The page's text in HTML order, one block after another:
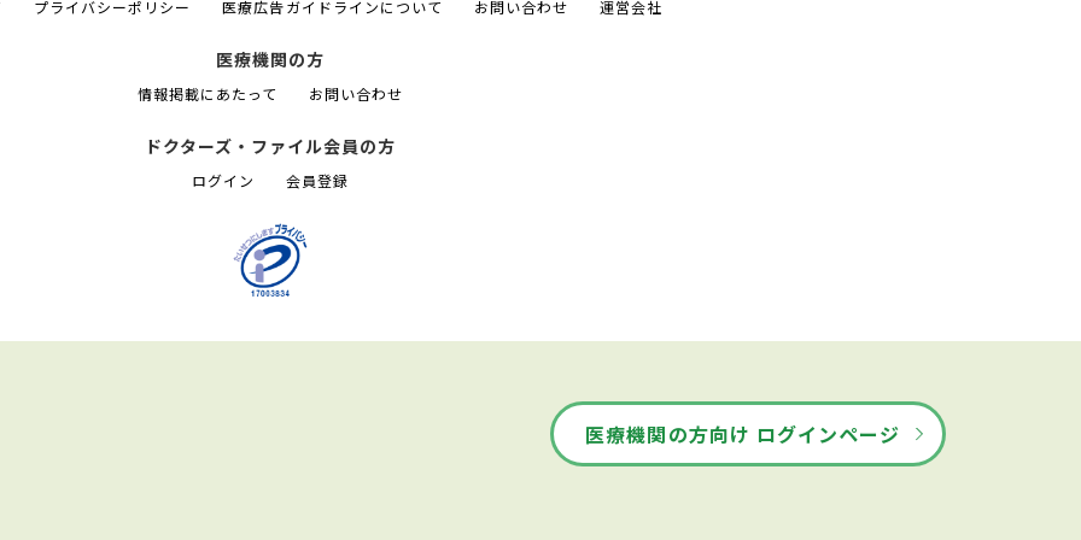
プライバシーポリシー 医療広告ガイドラインについて お問い合わせ 運営会社
医療機関の方
情報掲載にあたって お問い合わせ
ドクターズ・ファイル会員の方
ログイン 会員登録
医療機関の方向け ログインページ